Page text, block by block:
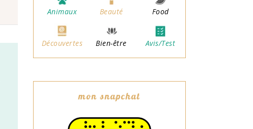
Animaux Beauté Food
Découvertes Bien-être Avis/Test
mon snapchat